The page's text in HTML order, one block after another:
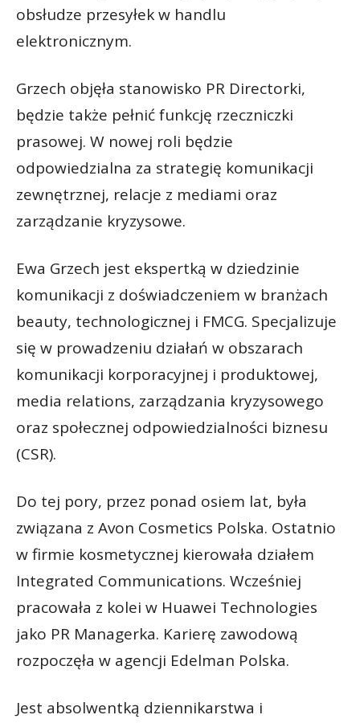
obsłudze przesyłek w handlu
elektronicznym.
Grzech objęła stanowisko PR Directorki,
będzie także pełnić funkcję rzeczniczki
prasowej. W nowej roli będzie
odpowiedzialna za strategię komunikacji
zewnętrznej, relacje z mediami oraz
zarządzanie kryzysowe.
Ewa Grzech jest ekspertką w dziedzinie
komunikacji z doświadczeniem w branżach
beauty, technologicznej i FMCG. Specjalizuje
się w prowadzeniu działań w obszarach
komunikacji korporacyjnej i produktowej,
media relations, zarządzania kryzysowego
oraz społecznej odpowiedzialności biznesu
(CSR).
Do tej pory, przez ponad osiem lat, była
związana z Avon Cosmetics Polska. Ostatnio
w firmie kosmetycznej kierowała działem
Integrated Communications. Wcześniej
pracowała z kolei w Huawei Technologies
jako PR Managerka. Karierę zawodową
rozpoczęła w agencji Edelman Polska.
Jest absolwentką dziennikarstwa i